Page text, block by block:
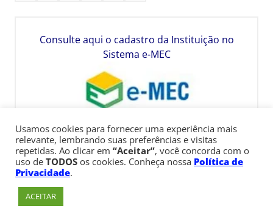
Consulte aqui o cadastro da Instituição no
Sistema e-MEC
Usamos cookies para fornecer uma experiência mais
relevante, lembrando suas preferências e visitas
repetidas. Ao clicar em “Aceitar”, você concorda com o
uso de TODOS os cookies. Conheça nossa Política de
Privacidade.
ACEITAR